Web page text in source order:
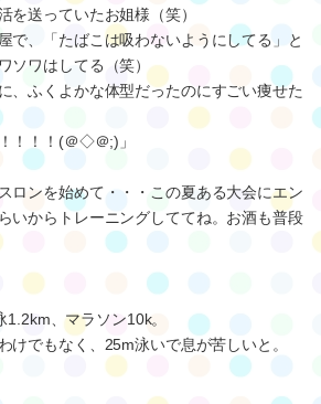
を送っていたお姐様（笑）
で、「たばこは吸わないようにしてる」と
ソワはしてる（笑）
、ふくよかな体型だったのにすごい痩せた
！！！(＠◇＠;)」
ロンを始めて・・・この夏ある大会にエン
いからトレーニングしててね。お酒も普段
、マラソン10k。
けでもなく、25m泳いで息が苦しいと。